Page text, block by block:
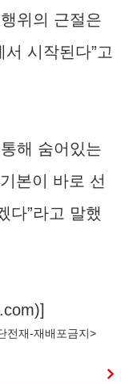
위의 근절은
시작된다”고
해 숨어있는
본이 바로 선
다”라고 말했
)]
전재-재배포금지>